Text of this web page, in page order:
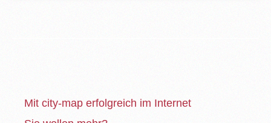
Mit city-map erfolgreich im Internet